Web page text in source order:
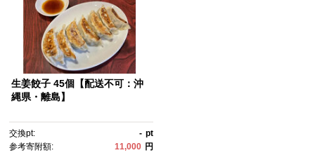
生姜餃子 45個【配送不可：沖
縄県・離島】
交換pt: - pt
参考寄附額:
11,000 円